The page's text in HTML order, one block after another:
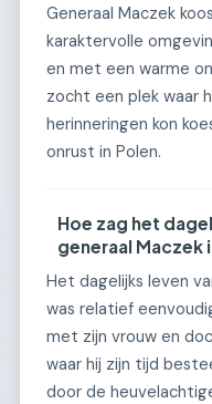
Generaal Maczek
karaktervolle
en met een warme
zocht een plek waar
herinneringen kon
onrust in Polen.
Hoe zag het
generaal Maczek
Het dagelijks leven
was relatief
met zijn vrouw en
waar hij zijn tijd
door de